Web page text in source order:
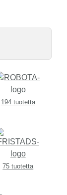
194 tuotetta
75 tuotetta